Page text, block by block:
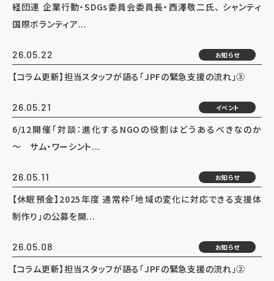
経団連 企業行動・SDGs委員会委員長・西澤敬二氏、 シャンティ
国際ボランティア...
26.05.22 お知らせ
【コラム更新】担当スタッフが語る「JPFの緊急支援の流れ」③
26.05.21 イベント
6/12開催「対談：進化するNGOの役割はどうあるべきなのか
～ サム・ワーシント...
26.05.11 お知らせ
【休眠預金】2025年度 通常枠「地域の変化に対応できる支援体
制作り」の公募を開...
26.05.08 お知らせ
【コラム更新】担当スタッフが語る「JPFの緊急支援の流れ」②